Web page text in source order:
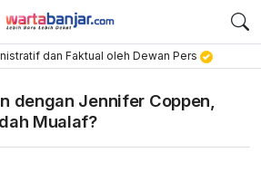
dan Faktual oleh Dewan Pers
dengan Jennifer Coppen,
Mualaf?